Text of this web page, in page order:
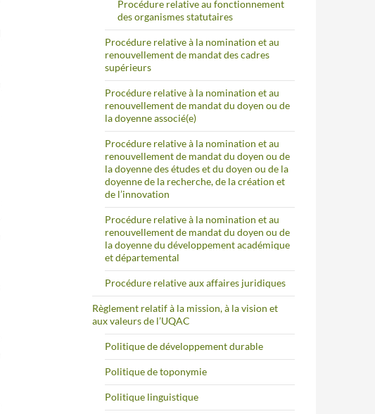
Procédure relative au fonctionnement
des organismes statutaires
Procédure relative à la nomination et au
renouvellement de mandat des cadres
supérieurs
Procédure relative à la nomination et au
renouvellement de mandat du doyen ou de
la doyenne associé(e)
Procédure relative à la nomination et au
renouvellement de mandat du doyen ou de
la doyenne des études et du doyen ou de la
doyenne de la recherche, de la création et
de l’innovation
Procédure relative à la nomination et au
renouvellement de mandat du doyen ou de
la doyenne du développement académique
et départemental
Procédure relative aux affaires juridiques
Règlement relatif à la mission, à la vision et
aux valeurs de l’UQAC
Politique de développement durable
Politique de toponymie
Politique linguistique